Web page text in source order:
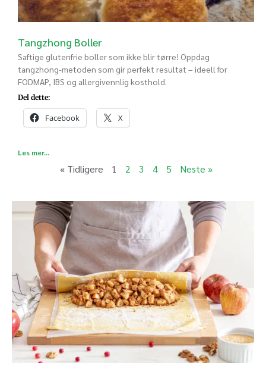
Tangzhong Boller
Saftige glutenfrie boller som ikke blir tørre! Oppdag
tangzhong-metoden som gir perfekt resultat – ideell for
FODMAP, IBS og allergivennlig kosthold.
Del dette:
Facebook X
Les mer...
« Tidligere 1 2 3 4 5 Neste »